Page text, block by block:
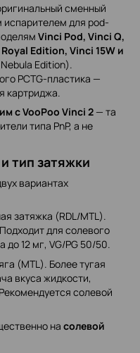
сменный
для pod-
Vinci Pod, Vinci Q,
Edition, Vinci 15W и
Edition).
PCTG-пластика —
картриджа.
с VooPoo Vinci 2 — та
типа PnP, а не
тип затяжки
вариантах
затяжка (RDL/MTL).
для солевого
до 12 мг, VG/PG 50/50.
(MTL). Более тугая
вкуса жидкости,
солевой
на солевой